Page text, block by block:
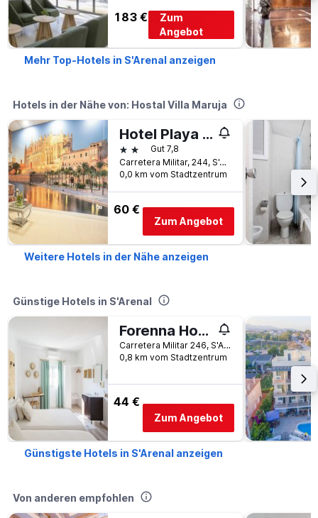
183 €
Zum
Angebot
Mehr Top-Hotels in S'Arenal anzeigen
Hotels in der Nähe von: Hostal Villa Maruja
Hotel Playa Sol
2 SterneGut 7,8
Carretera Militar, 244, S'Arenal, Mallorca, Spanien
0,0 km vom Stadtzentrum
60 €
Zum Angebot
Weitere Hotels in der Nähe anzeigen
Günstige Hotels in S'Arenal
Forenna Hostel
Carretera Militar 246, S'Arenal, Mallorca, Spanien
0,8 km vom Stadtzentrum
44 €
Zum Angebot
Günstigste Hotels in S'Arenal anzeigen
Von anderen empfohlen